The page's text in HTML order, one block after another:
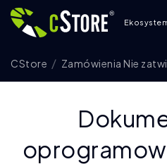
CStore Zamówienia Nie